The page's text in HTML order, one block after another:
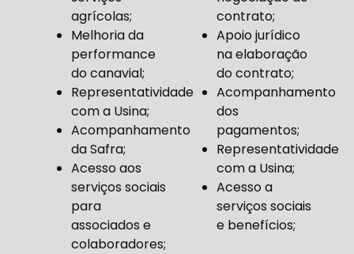
agrícolas;
Melhoria da
performance
do canavial;
Representatividade
com a Usina;
Acompanhamento
da Safra;
Acesso aos
serviços sociais
para
associados e
colaboradores;
contrato;
Apoio jurídico
na elaboração
do contrato;
Acompanhamento
dos
pagamentos;
Representatividade
com a Usina;
Acesso a
serviços sociais
e benefícios;